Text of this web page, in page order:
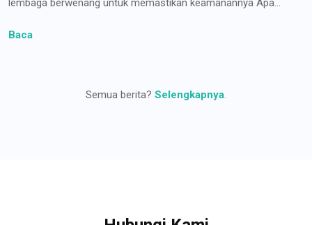
lembaga berwenang untuk memastikan keamanannya Apa...
Baca
Semua berita? Selengkapnya.